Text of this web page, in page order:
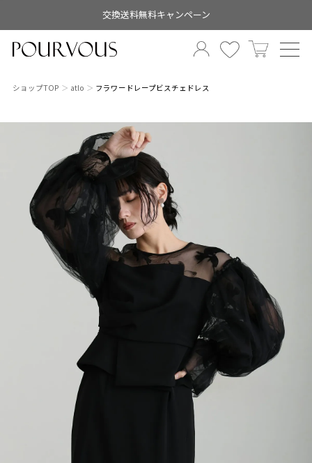
交換送料無料キャンペーン
ショップTOP atlo フラワードレープビスチェドレス